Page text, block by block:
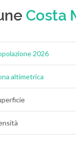
Costa
2026
altimetrica